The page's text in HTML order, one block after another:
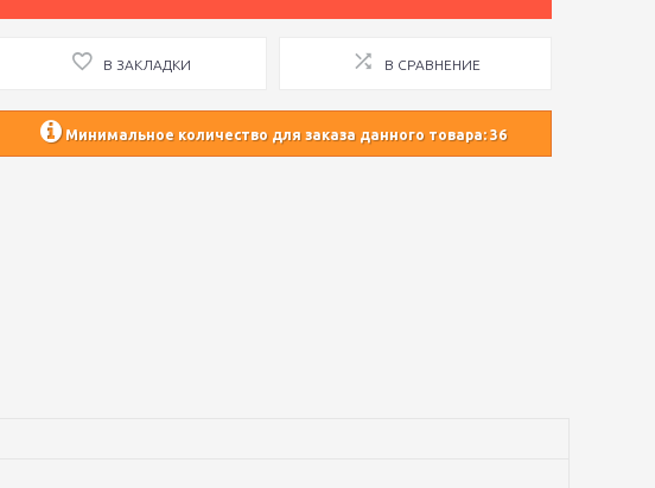
В ЗАКЛАДКИ В СРАВНЕНИЕ
Минимальное количество для заказа данного товара: 36